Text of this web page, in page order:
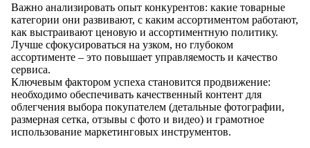
Важно анализировать опыт конкурентов: какие товарные
категории они развивают, с каким ассортиментом работают,
как выстраивают ценовую и ассортиментную политику.
Лучше сфокусироваться на узком, но глубоком
ассортименте – это повышает управляемость и качество
сервиса.
Ключевым фактором успеха становится продвижение:
необходимо обеспечивать качественный контент для
облегчения выбора покупателем (детальные фотографии,
размерная сетка, отзывы с фото и видео) и грамотное
использование маркетинговых инструментов.